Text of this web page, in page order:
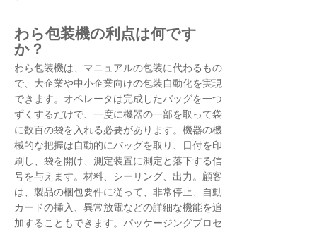
わら包装機の利点は何です
か？
わら包装機は、マニュアルの包装に代わるもの
で、大企業や中小企業向けの包装自動化を実現
できます。オペレータは完成したバッグを一つ
ずくするだけで、一度に機器の一部を取って袋
に数百の袋を入れる必要があります。機器の機
械的な把握は自動的にバッグを取り、日付を印
刷し、袋を開け、測定装置に測定と落下する信
号を与えます。材料、シーリング、出力。顧客
は、製品の梱包要件に従って、非常停止、自動
カードの挿入、異常放電などの詳細な機能を追
加することもできます。パッケージングプロセ